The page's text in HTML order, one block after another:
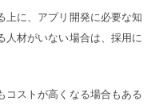
上に、アプリ開発に必要な知
人材がいない場合は、採用に
コストが高くなる場合もある